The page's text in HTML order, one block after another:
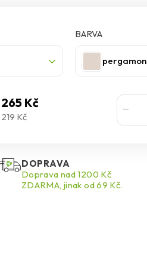
BARVA
pergamon
265 Kč
219 Kč
DOPRAVA
Doprava nad 1200 Kč
ZDARMA, jinak od 69 Kč.